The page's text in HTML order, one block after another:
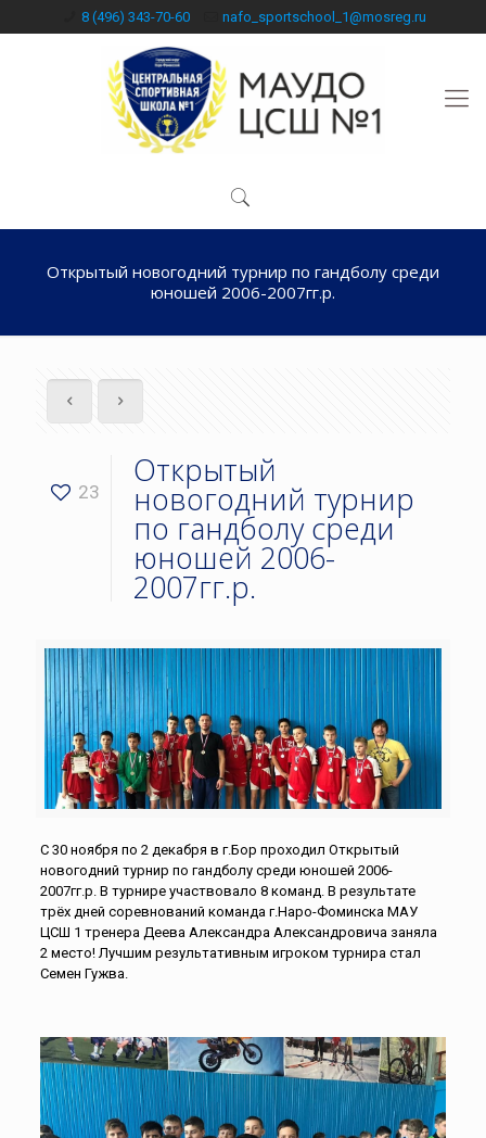
8 (496) 343-70-60 nafo_sportschool_1@mosreg.ru
Открытый новогодний турнир по гандболу среди
юношей 2006-2007гг.р.
23
Открытый
новогодний турнир
по гандболу среди
юношей 2006-
2007гг.р.
С 30 ноября по 2 декабря в г.Бор проходил Открытый
новогодний турнир по гандболу среди юношей 2006-
2007гг.р. В турнире участвовало 8 команд. В результате
трёх дней соревнований команда г.Наро-Фоминска МАУ
ЦСШ 1 тренера Деева Александра Александровича заняла
2 место! Лучшим результативным игроком турнира стал
Семен Гужва.